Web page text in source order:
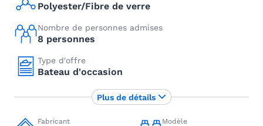
Polyester/Fibre de verre
Nombre de personnes admises
8 personnes
Type d'offre
Bateau d'occasion
Fabricant Modèle
Plus de détails